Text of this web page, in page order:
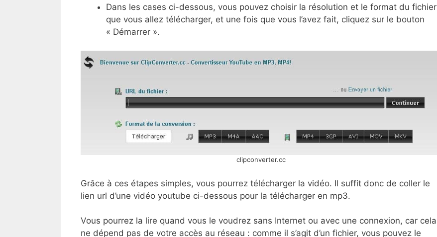
Dans les cases ci-dessous, vous pouvez choisir la résolution et le format du fichier
que vous allez télécharger, et une fois que vous l’avez fait, cliquez sur le bouton
« Démarrer ».
clipconverter.cc
Grâce à ces étapes simples, vous pourrez télécharger la vidéo. Il suffit donc de coller le
lien url d’une vidéo youtube ci-dessous pour la télécharger en mp3.
Vous pourrez la lire quand vous le voudrez sans Internet ou avec une connexion, car cela
ne dépend pas de votre accès au réseau : comme il s’agit d’un fichier, vous pouvez le